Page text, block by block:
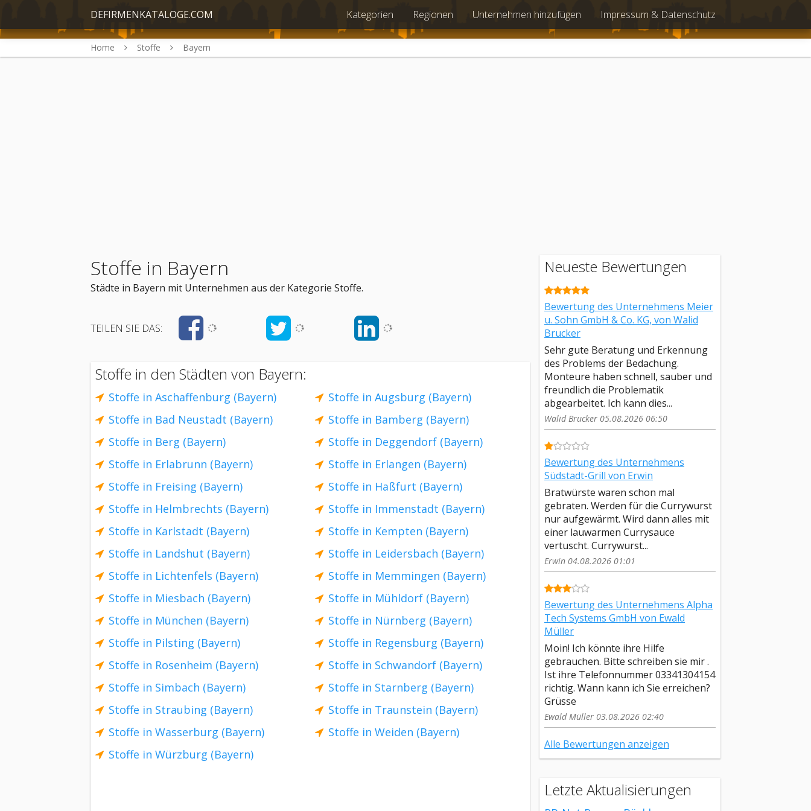
DEFIRMENKATALOGE.COM Kategorien Regionen Unternehmen hinzufügen Impressum & Datenschutz
Home Stoffe Bayern
Stoffe in Bayern
Städte in Bayern mit Unternehmen aus der Kategorie Stoffe.
TEILEN SIE DAS:
Stoffe in den Städten von Bayern:
Stoffe in Aschaffenburg (Bayern)
Stoffe in Augsburg (Bayern)
Stoffe in Bad Neustadt (Bayern)
Stoffe in Bamberg (Bayern)
Stoffe in Berg (Bayern)
Stoffe in Deggendorf (Bayern)
Stoffe in Erlabrunn (Bayern)
Stoffe in Erlangen (Bayern)
Stoffe in Freising (Bayern)
Stoffe in Haßfurt (Bayern)
Stoffe in Helmbrechts (Bayern)
Stoffe in Immenstadt (Bayern)
Stoffe in Karlstadt (Bayern)
Stoffe in Kempten (Bayern)
Stoffe in Landshut (Bayern)
Stoffe in Leidersbach (Bayern)
Stoffe in Lichtenfels (Bayern)
Stoffe in Memmingen (Bayern)
Stoffe in Miesbach (Bayern)
Stoffe in Mühldorf (Bayern)
Stoffe in München (Bayern)
Stoffe in Nürnberg (Bayern)
Stoffe in Pilsting (Bayern)
Stoffe in Regensburg (Bayern)
Stoffe in Rosenheim (Bayern)
Stoffe in Schwandorf (Bayern)
Stoffe in Simbach (Bayern)
Stoffe in Starnberg (Bayern)
Stoffe in Straubing (Bayern)
Stoffe in Traunstein (Bayern)
Stoffe in Wasserburg (Bayern)
Stoffe in Weiden (Bayern)
Stoffe in Würzburg (Bayern)
Neueste Bewertungen
Bewertung des Unternehmens Meier
u. Sohn GmbH & Co. KG, von Walid
Brucker
Sehr gute Beratung und Erkennung
des Problems der Bedachung.
Monteure haben schnell, sauber und
freundlich die Problematik
abgearbeitet. Ich kann dies...
Walid Brucker 05.08.2026 06:50
Bewertung des Unternehmens
Südstadt-Grill von Erwin
Bratwürste waren schon mal
gebraten. Werden für die Currywurst
nur aufgewärmt. Wird dann alles mit
einer lauwarmen Currysauce
vertuscht. Currywurst...
Erwin 04.08.2026 01:01
Bewertung des Unternehmens Alpha
Tech Systems GmbH von Ewald
Müller
Moin! Ich könnte ihre Hilfe
gebrauchen. Bitte schreiben sie mir .
Ist ihre Telefonnummer 03341304154
richtig. Wann kann ich Sie erreichen?
Grüsse
Ewald Müller 03.08.2026 02:40
Alle Bewertungen anzeigen
Letzte Aktualisierungen